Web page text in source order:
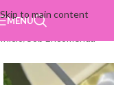
Skip to main content
MENU